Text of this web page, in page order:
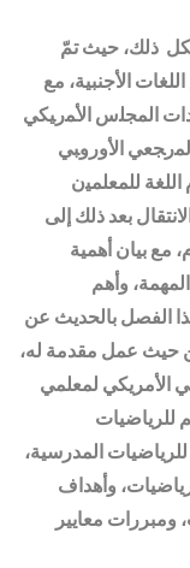
لكل ذلك، حيث تمّ
الأجنبية، مع
ﺍﻟﻤﺠﻠﺱ ﺍﻷﻤﺭﻴﻜﻲ
ﺍﻟﻤﺭﺠﻌﻲ ﺍﻷﻭﺭﻭﺒﻲ
ﺍﻟﻠﻐﺔ ﻟﻠﻤﻌﻠﻤﻴﻥ
بعد ذلك إلى
، مع بيان أهمية
وأهم
الفصل بالحديث عن
من حيث عمل مقدمة له،
الأمريكي لمعلمي
للرياضيات
المدرسية،
وأهداف
معايير